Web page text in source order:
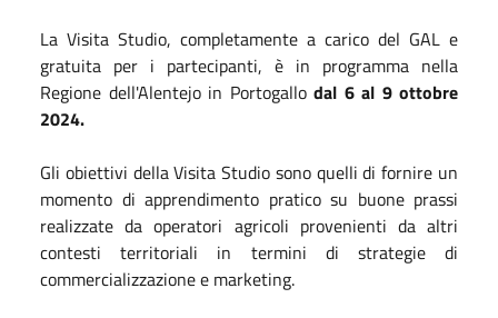
La Visita Studio, completamente a carico del GAL e
gratuita per i partecipanti, è in programma nella
Regione dell'Alentejo in Portogallo dal 6 al 9 ottobre
2024.
Gli obiettivi della Visita Studio sono quelli di fornire un
momento di apprendimento pratico su buone prassi
realizzate da operatori agricoli provenienti da altri
contesti territoriali in termini di strategie di
commercializzazione e marketing.